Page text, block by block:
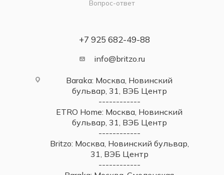
Вопрос-ответ
+7 925 682-49-88
info@britzo.ru
Baraka: Москва, Новинский
бульвар, 31, ВЭБ Центр
------------
ETRO Home: Москва, Новинский
бульвар, 31, ВЭБ Центр
------------
Britzo: Москва, Новинский бульвар,
31, ВЭБ Центр
------------